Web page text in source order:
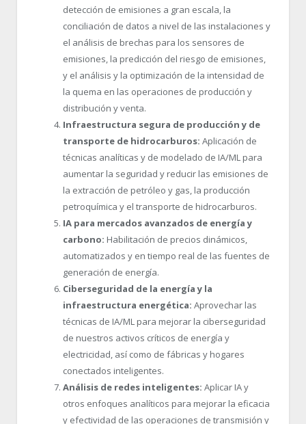
detección de emisiones a gran escala, la
conciliación de datos a nivel de las instalaciones y
el análisis de brechas para los sensores de
emisiones, la predicción del riesgo de emisiones,
y el análisis y la optimización de la intensidad de
la quema en las operaciones de producción y
distribución y venta.
Infraestructura segura de producción y de
transporte de hidrocarburos: Aplicación de
técnicas analíticas y de modelado de IA/ML para
aumentar la seguridad y reducir las emisiones de
la extracción de petróleo y gas, la producción
petroquímica y el transporte de hidrocarburos.
IA para mercados avanzados de energía y
carbono: Habilitación de precios dinámicos,
automatizados y en tiempo real de las fuentes de
generación de energía.
Ciberseguridad de la energía y la
infraestructura energética: Aprovechar las
técnicas de IA/ML para mejorar la ciberseguridad
de nuestros activos críticos de energía y
electricidad, así como de fábricas y hogares
conectados inteligentes.
Análisis de redes inteligentes: Aplicar IA y
otros enfoques analíticos para mejorar la eficacia
y efectividad de las operaciones de transmisión y